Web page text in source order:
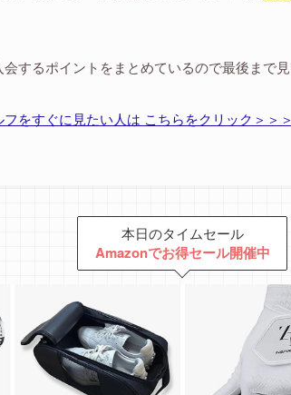
するポイントをまとめているので最後まで見
をすぐに見たい人は こちらをクリック＞＞＞
本日のタイムセール
Amazonでお得セール開催中